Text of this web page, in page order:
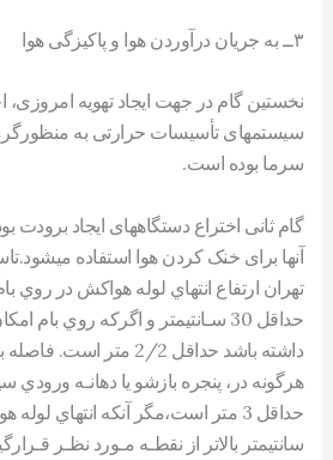
۳ــ به جريان درآوردن هوا و پاکیزگی هوا
نخستين گام در جهت ايجاد تهويه امروزی،
سيستمهای تأسيسات حرارتی به
سرما بوده است.
گام ثانی اختراع دستگاههای ايجاد برودت
آنها برای خنک کردن هوا استفاده
تهران ارتفاع انتهاي لوله هواکش در روي
حداقل 30 سـانتيمتر و اگرکه روي
داشته باشد حداقل 2/2 متر
هرگونه در، پنجره بازشو يا دهانـه ورودي
سانتيمتر بالاتر از نقطـه مـورد نظـر